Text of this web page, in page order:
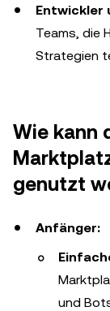
Entwickler
Teams, die
Strategien
Wie kann
genutzt
Anfänger:
und